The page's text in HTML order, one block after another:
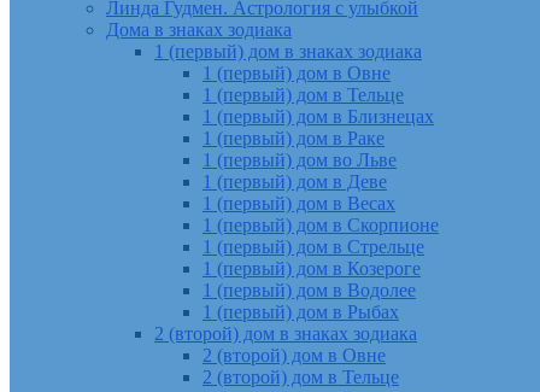
Линда Гудмен. Астрология с улыбкой
Дома в знаках зодиака
1 (первый) дом в знаках зодиака
1 (первый) дом в Овне
1 (первый) дом в Тельце
1 (первый) дом в Близнецах
1 (первый) дом в Раке
1 (первый) дом во Льве
1 (первый) дом в Деве
1 (первый) дом в Весах
1 (первый) дом в Скорпионе
1 (первый) дом в Стрельце
1 (первый) дом в Козероге
1 (первый) дом в Водолее
1 (первый) дом в Рыбах
2 (второй) дом в знаках зодиака
2 (второй) дом в Овне
2 (второй) дом в Тельце